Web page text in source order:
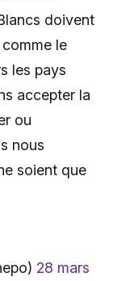
doivent
le
les pays
accepter la
ou
nous
soient que
28 mars